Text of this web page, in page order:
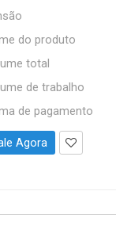
do produto
total
de trabalho
de pagamento
Agora